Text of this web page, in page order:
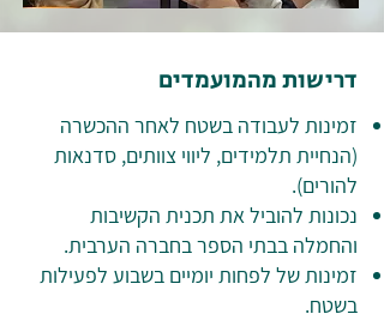
דרישות מהמועמדים
זמינות לעבודה בשטח לאחר ההכשרה
(הנחיית תלמידים, ליווי צוותים, סדנאות
להורים).
נכונות להוביל את תכנית הקשיבות
והחמלה בבתי הספר בחברה הערבית.
זמינות של לפחות יומיים בשבוע לפעילות
בשטח.